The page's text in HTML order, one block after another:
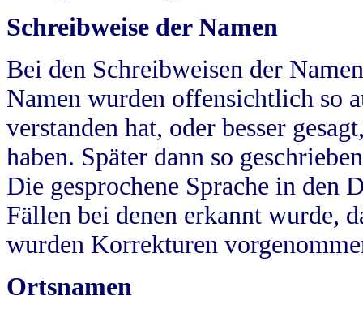
Schreibweise der Namen
Bei den Schreibweisen der
Namen wurden offensichtlich so
verstanden hat, oder besser
haben. Später dann so
Die gesprochene Sprache in
Fällen bei denen erkannt wurde,
wurden Korrekturen
Ortsnamen